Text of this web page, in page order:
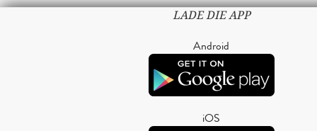
LADE DIE APP
Android
iOS